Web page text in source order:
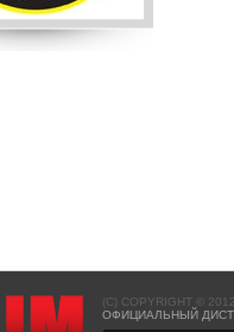
(C) COPYRIGHT ©
ОФИЦИАЛЬНЫЙ